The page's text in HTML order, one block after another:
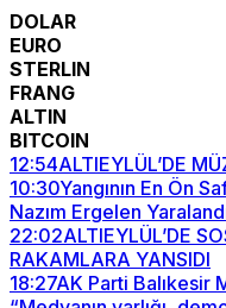
DOLAR
EURO
STERLIN
FRANG
ALTIN
BITCOIN
12:54ALTIEYLÜL’DE
10:30Yangının En Ön
Nazım Ergelen
22:02ALTIEYLÜL’DE
RAKAMLARA YANSIDI
18:27AK Parti Balıkesir